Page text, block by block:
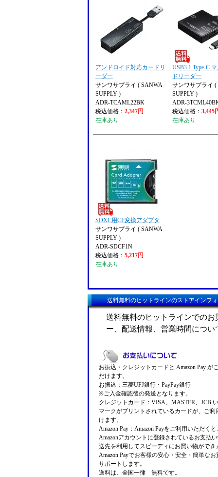
アンドロイド対応カードリ
ーダー
サンワサプライ ( SANWA
SUPPLY )
ADR-TCAML22BK
税込価格： 2,347円
在庫あり
USB3.1 Type-C
ドリーダー
サンワサプライ (
SUPPLY )
ADR-
税込価格：3,445
在庫あり
SDXC用CF変換アダプタ
サンワサプライ ( SANWA
SUPPLY )
ADR-SDCF1N
税込価格： 5,217円
在庫あり
送料無料のヒットラインのストアインフ
送料無料のヒットラインでの
ー、配送情報、営業時間につ
お振込・クレジットカードと Amazon Pay が
だけます。
お振込：三菱UFJ銀行・PayPay銀行
※ご入金確認後の発送となります。
クレジットカード：VISA、MASTER、JCB
マークがプリントされているカードが、ご利
けます。
Amazon Pay：Amazon Payをご利用いただく
Amazonアカウントに登録されているお支払
送先を利用してスピーディにお買い物ができ
Amazon Payでお客様の安心・安全・簡単な
サポートします。
送料は、全国一律 無料です。